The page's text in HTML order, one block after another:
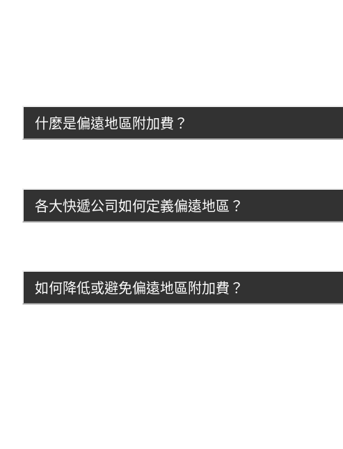
什麼是偏遠地區附加費？
各大快遞公司如何定義偏遠地區？
如何降低或避免偏遠地區附加費？